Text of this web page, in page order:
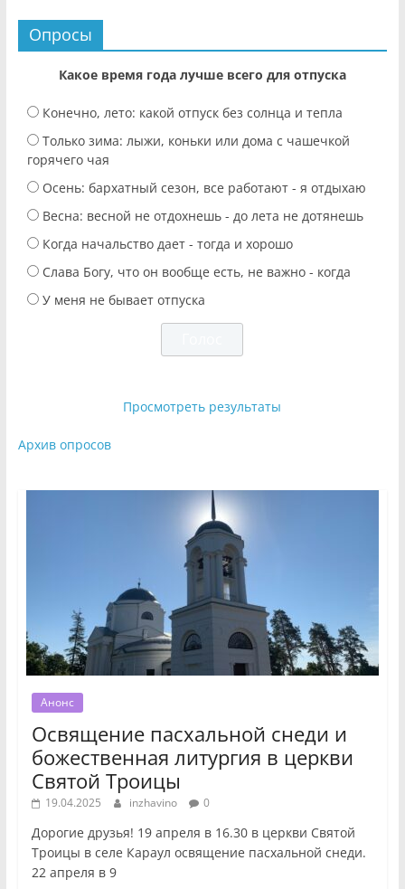
Опросы
Какое время года лучше всего для отпуска
Конечно, лето: какой отпуск без солнца и тепла
Только зима: лыжи, коньки или дома с чашечкой
горячего чая
Осень: бархатный сезон, все работают - я отдыхаю
Весна: весной не отдохнешь - до лета не дотянешь
Когда начальство дает - тогда и хорошо
Слава Богу, что он вообще есть, не важно - когда
У меня не бывает отпуска
Просмотреть результаты
Архив опросов
Анонс
Освящение пасхальной снеди и
божественная литургия в церкви
Святой Троицы
19.04.2025 inzhavino 0
Дорогие друзья! 19 апреля в 16.30 в церкви Святой
Троицы в селе Караул освящение пасхальной снеди.
22 апреля в 9